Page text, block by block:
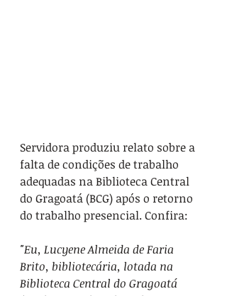
Servidora produziu relato sobre a
falta de condições de trabalho
adequadas na Biblioteca Central
do Gragoatá (BCG) após o retorno
do trabalho presencial. Confira:
"Eu, Lucyene Almeida de Faria
Brito, bibliotecária, lotada na
Biblioteca Central do Gragoatá